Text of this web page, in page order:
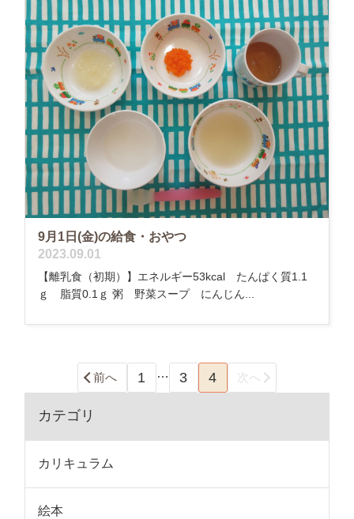
9月1日(金)の給食・おやつ
2023.09.01
【離乳食（初期）】エネルギー53kcal たんぱく質1.1
ｇ 脂質0.1ｇ 粥 野菜スープ にんじん...
前へ 1 … 3 4 次へ
カテゴリ
カリキュラム
絵本